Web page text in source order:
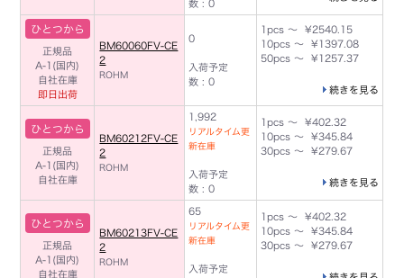
数 : 0
ひとつから
正規品
A-1(国内)
自社在庫
即日出荷
BM60060FV-CE
2
ROHM
0
入荷予定
数 : 0
1pcs ～ ¥2540.15
10pcs ～ ¥1397.08
50pcs ～ ¥1257.37
続きを見る
ひとつから
正規品
A-1(国内)
自社在庫
BM60212FV-CE
2
ROHM
1,992
リアルタイム更
新在庫
入荷予定
数 : 0
1pcs ～ ¥402.32
10pcs ～ ¥345.84
30pcs ～ ¥279.67
続きを見る
ひとつから
正規品
A-1(国内)
自社在庫
BM60213FV-CE
2
ROHM
65
リアルタイム更
新在庫
入荷予定
1pcs ～ ¥402.32
10pcs ～ ¥345.84
30pcs ～ ¥279.67